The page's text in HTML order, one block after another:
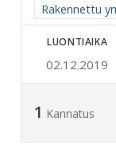
Rajaa
Rakennettu
LUONTIAIKA
02.12.2019
1 Kannatus